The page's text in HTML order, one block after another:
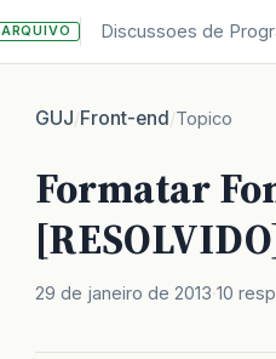
ARQUIVO Discussoes de
GUJ/Front-end/Topico
Formatar
29 de janeiro de 2013 10